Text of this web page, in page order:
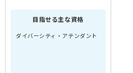
目指せる主な資格
ダイバーシティ・アテンダント